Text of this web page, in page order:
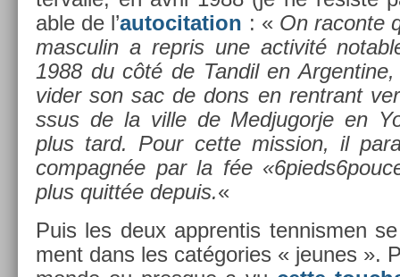
able de l’auto­cita­tion : « On racon­te
mas­culin a re­pris une ac­tivité
1988 du côté de Tan­dil en
vider son sac de dons en re­ntrant
ssus de la ville de Med­jugor­je en
plus tard. Pour cette mis­s­ion, il
compagnée par la fée
plus quittée de­puis.«
Puis les deux appren­tis ten­nism­en
ment dans les cat­égo­ries « jeunes ».